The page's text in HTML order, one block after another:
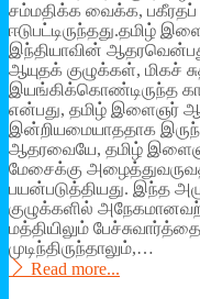
சம்மதிக்க வைக்க, பகீரதப்
ஈடுபட்டிருந்தது.தமிழ்
இந்தியாவின்
ஆயுதக் குழுக்கள், மிகச்
இயங்கிக்கொண்டிருந்த
என்பது, தமிழ் இளைஞர்
இன்றியமையாததாக
ஆதரவையே, தமிழ்
மேசைக்கு
பயன்படுத்தியது. இந்த
குழுக்களில்
மத்தியிலும்
முடிந்திருந்தாலும்,…
Read more...